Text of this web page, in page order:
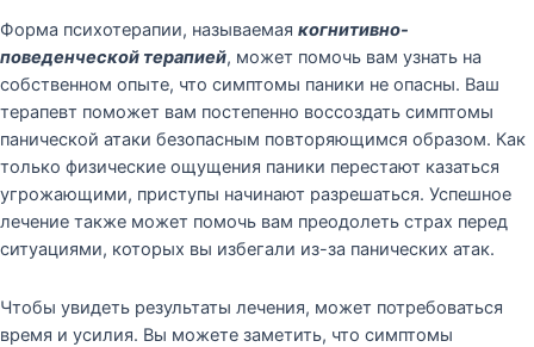
Форма психотерапии, называемая когнитивно-
поведенческой терапией, может помочь вам узнать на
собственном опыте, что симптомы паники не опасны. Ваш
терапевт поможет вам постепенно воссоздать симптомы
панической атаки безопасным повторяющимся образом. Как
только физические ощущения паники перестают казаться
угрожающими, приступы начинают разрешаться. Успешное
лечение также может помочь вам преодолеть страх перед
ситуациями, которых вы избегали из-за панических атак.
Чтобы увидеть результаты лечения, может потребоваться
время и усилия. Вы можете заметить, что симптомы